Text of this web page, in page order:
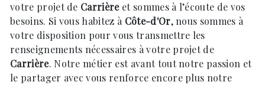
votre projet de Carrièreet sommes à l’écoute de vos
besoins. Si vous habitez à Côte-d'Or, nous sommes à
votre disposition pour vous transmettre les
renseignements nécessaires à votre projet de
Carrière. Notre métier est avant tout notre passion et
le partager avec vous renforce encore plus notre